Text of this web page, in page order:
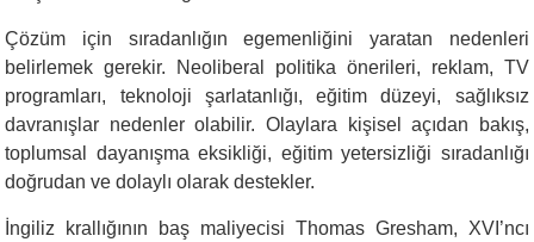
Çözüm için sıradanlığın egemenliğini yaratan nedenleri
belirlemek gerekir. Neoliberal politika önerileri, reklam, TV
programları, teknoloji şarlatanlığı, eğitim düzeyi, sağlıksız
davranışlar nedenler olabilir. Olaylara kişisel açıdan bakış,
toplumsal dayanışma eksikliği, eğitim yetersizliği sıradanlığı
doğrudan ve dolaylı olarak destekler.
İngiliz krallığının baş maliyecisi Thomas Gresham, XVI’ncı